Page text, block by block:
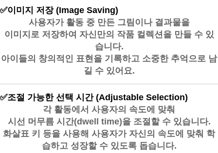
✅이미지 저장 (Image Saving)
사용자가 활동 중 만든 그림이나 결과물을
이미지로 저장하여 자신만의 작품 컬렉션을 만들 수 있
습니다.
아이들의 창의적인 표현을 기록하고 소중한 추억으로 남
길 수 있어요.
✅조절 가능한 선택 시간 (Adjustable Selection)
각 활동에서 사용자의 속도에 맞춰
시선 머무름 시간(dwell time)을 조절할 수 있습니다.
화살표 키 등을 사용해 사용자가 자신의 속도에 맞춰 학
습하고 성장할 수 있도록 돕습니다.